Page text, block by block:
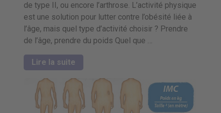
de type II, ou encore l’arthrose. L’activité physique
est une solution pour lutter contre l’obésité liée à
l’âge, mais quel type d’activité choisir ? Prendre
de l’âge, prendre du poids Quel que …
Lire la suite